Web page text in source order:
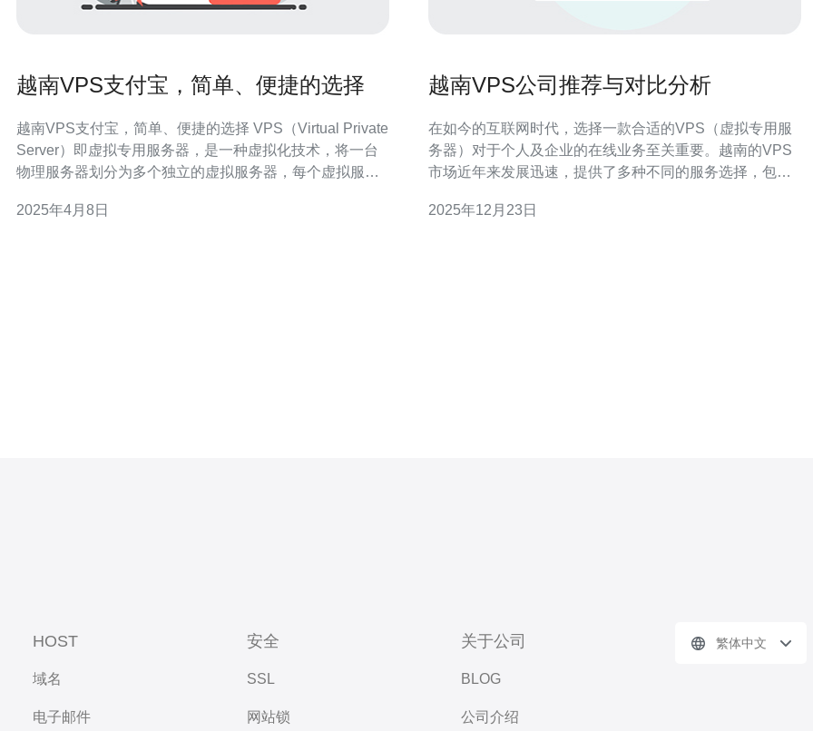
越南VPS支付宝，简单、便捷的选择
越南VPS支付宝，简单、便捷的选择 VPS（Virtual Private
Server）即虚拟专用服务器，是一种虚拟化技术，将一台
物理服务器划分为多个独立的虚拟服务器，每个虚拟服务
址和系统资源。 越南VPS在近年来越来越受欢迎，这主要
2025年4月8日
越南VPS公司推荐与对比分析
在如今的互联网时代，选择一款合适的VPS（虚拟专用服
务器）对于个人及企业的在线业务至关重要。越南的VPS
市场近年来发展迅速，提供了多种不同的服务选择，包括
将为大家推荐几家越南的VPS公司，并进行详细的对比分
2025年12月23日
HOST
域名
电子邮件
安全
SSL
网站锁
关于公司
BLOG
公司介绍
繁体中文